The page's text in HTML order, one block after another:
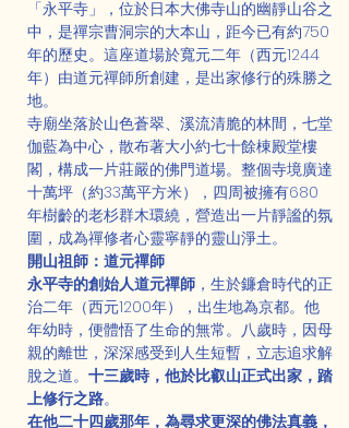
「永平寺」，位於日本大佛寺山的幽靜山谷之
中，是禪宗曹洞宗的大本山，距今已有約750
年的歷史。這座道場於寬元二年（西元1244
年）由道元禪師所創建，是出家修行的殊勝之
地。
寺廟坐落於山色蒼翠、溪流清脆的林間，七堂
伽藍為中心，散布著大小約七十餘棟殿堂樓
閣，構成一片莊嚴的佛門道場。整個寺境廣達
十萬坪（約33萬平方米），四周被擁有680
年樹齡的老杉群木環繞，營造出一片靜謐的氛
圍，成為禪修者心靈寧靜的靈山淨土。
開山祖師：道元禪師
永平寺的創始人道元禪師 ，生於鐮倉時代的正
治二年（西元1200年），出生地為京都。他
年幼時，便體悟了生命的無常。八歲時，因母
親的離世，深深感受到人生短暫，立志追求解
脫之道。 十三歲時，他於比叡山正式出家，踏
上修行之路。
在他二十四歲那年，為尋求更深的佛法真義，